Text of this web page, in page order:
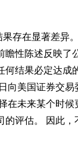
存在显著差
性陈述反映
结果必定达
美国证券交
未来某个时
评估。 因此，